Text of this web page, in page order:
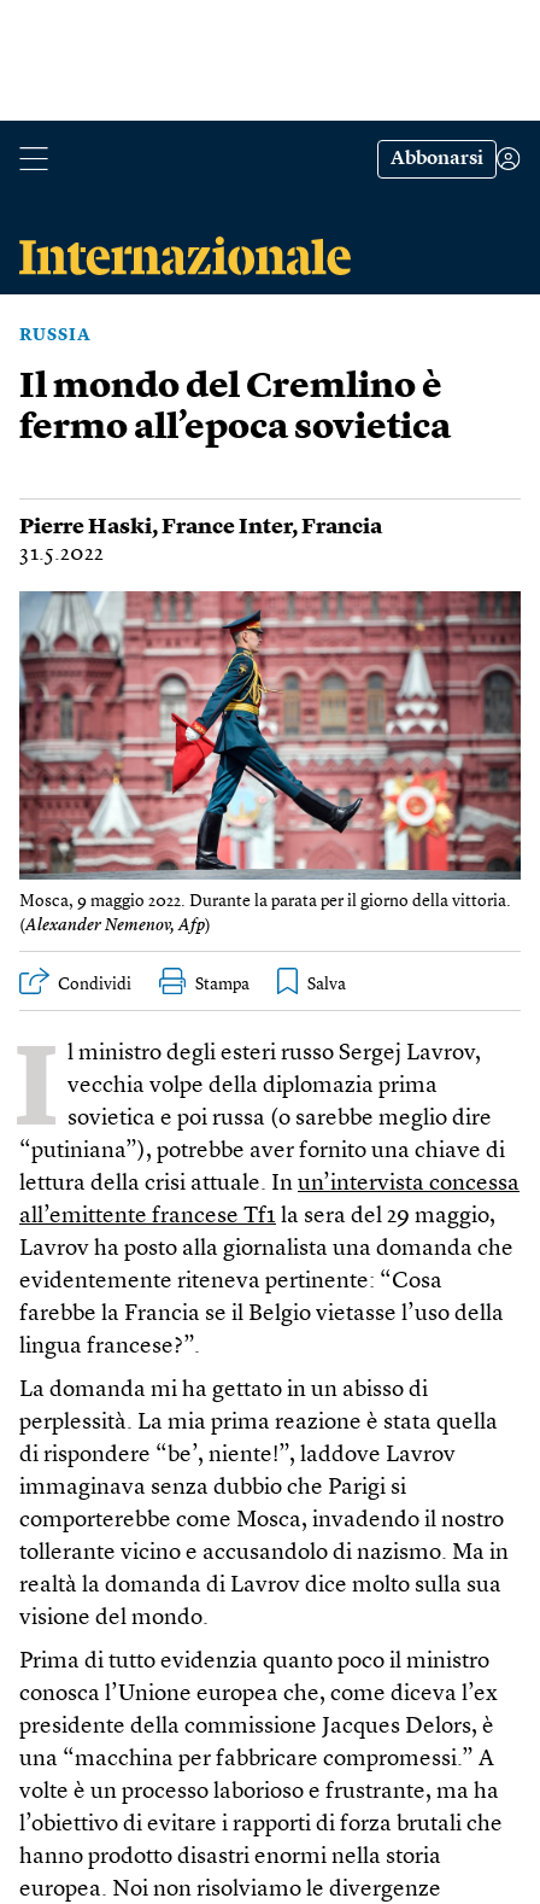
Abbonarsi
RUSSIA
Il mondo del Cremlino è
fermo all’epoca sovietica
Pierre Haski,France Inter,Francia
31.5.2022
Mosca, 9 maggio 2022. Durante la parata per il giorno della vittoria.
(Alexander Nemenov, Afp)
Condividi Stampa
I l ministro degli esteri russo Sergej Lavrov,
vecchia volpe della diplomazia prima
sovietica e poi russa (o sarebbe meglio dire
“putiniana”), potrebbe aver fornito una chiave di
lettura della crisi attuale. In un’intervista concessa
all’emittente francese Tf1 la sera del 29 maggio,
Lavrov ha posto alla giornalista una domanda che
evidentemente riteneva pertinente: “Cosa
farebbe la Francia se il Belgio vietasse l’uso della
lingua francese?”.
La domanda mi ha gettato in un abisso di
perplessità. La mia prima reazione è stata quella
di rispondere “be’, niente!”, laddove Lavrov
immaginava senza dubbio che Parigi si
comporterebbe come Mosca, invadendo il nostro
tollerante vicino e accusandolo di nazismo. Ma in
realtà la domanda di Lavrov dice molto sulla sua
visione del mondo.
Prima di tutto evidenzia quanto poco il ministro
conosca l’Unione europea che, come diceva l’ex
presidente della commissione Jacques Delors, è
una “macchina per fabbricare compromessi.” A
volte è un processo laborioso e frustrante, ma ha
l’obiettivo di evitare i rapporti di forza brutali che
hanno prodotto disastri enormi nella storia
europea. Noi non risolviamo le divergenze